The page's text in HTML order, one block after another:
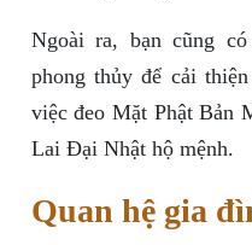
Ngoài ra, bạn cũng
phong thủy để cải
việc đeo Mặt Phật Bản
Lai Đại Nhật hộ mệnh.
Quan hệ gia